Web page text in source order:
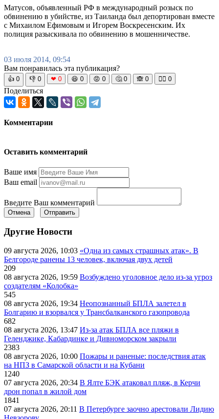
Матусов, объявленный РФ в международный розыск по
обвинению в убийстве, из Таиланда был депортирован вместе
с Михаилом Ефимовым и Игорем Воскресенским. Их
полиция разыскивала по обвинению в мошенничестве.
03 июля 2014, 09:54
Вам понравилась эта публикация?
👍 0 👎 0 ❤ 0 😆 0 😡 0 🤔 0 🙈 0 🧘‍♀️ 0
Поделиться
Комментарии
Оставить комментарий
Ваше имя
Ваш email
Введите Ваш комментарий
Отмена Отправить
Другие Новости
09 августа 2026, 10:03 «Одна из самых страшных атак». В
Белгороде ранены 13 человек, включая двух детей
209
08 августа 2026, 19:59 Возбуждено уголовное дело из-за угроз
создателям «Колобка»
545
08 августа 2026, 19:34 Неопознанный БПЛА залетел в
Болгарию и взорвался у Трансбалканского газопровода
682
08 августа 2026, 13:47 Из-за атак БПЛА все пляжи в
Геленджике, Кабардинке и Дивноморском закрыли
2383
08 августа 2026, 10:00 Пожары и раненые: последствия атак
на НПЗ в Самарской области и на Кубани
1240
07 августа 2026, 20:34 В Ялте БЭК атаковал пляж, в Керчи
дрон попал в жилой дом
1841
07 августа 2026, 20:11 В Петербурге заочно арестовали Лидию